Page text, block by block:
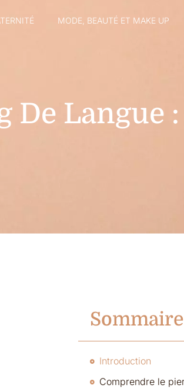
MODE, BEAUTÉ ET MAKE UP
De Langue :
Sommaire
Introduction